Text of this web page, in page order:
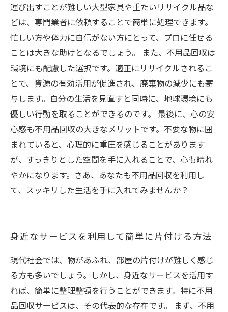
運び出すことが難しい大型家具や重たいリサイクル品な
どは、専門業者に依頼することで簡単に処理できます。
忙しい方や体力に自信がない方にとって、プロに任せる
ことは大きな助けとなるでしょう。 また、不用品回収は
環境にも配慮した選択です。適正にリサイクルされるこ
とで、資源の有効活用が促進され、廃棄物の減少にも寄
与します。自分の生活を見直すと同時に、地球環境にも
優しい行動を取ることができるのです。 最後に、心の安
心感も不用品回収の大きなメリットです。不要な物に囲
まれていると、心理的に重圧を感じることがあります
が、すっきりとした空間を手に入れることで、心も晴れ
やかになります。さあ、あなたも不用品回収を利用し
て、スッキリした生活を手に入れてみませんか？
身近なサービスを利用して簡単に片付ける方法
現代社会では、物があふれ、部屋の片付けが難しく感じ
る方も多いでしょう。しかし、身近なサービスを活用す
れば、簡単に整理整頓を行うことができます。特に不用
品回収サービスは、その代表的な存在です。 まず、不用